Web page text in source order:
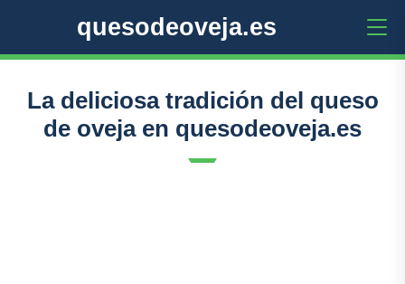
quesodeoveja.es
La deliciosa tradición del queso
de oveja en quesodeoveja.es